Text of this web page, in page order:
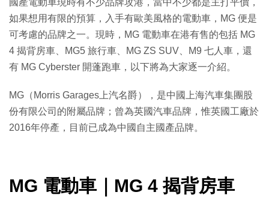
國產電動車現時有不少品牌攻港，當中不少都是主打平價，
如果想用有限的預算，入手有歐美風格的電動車，MG 便是
可考慮的品牌之一。現時，MG 電動車在港有售的包括 MG
4 揭背房車、MG5 旅行車、MG ZS SUV、M9 七人車，還
有 MG Cyberster 開蓬跑車，以下將為大家逐一介紹。
MG（Morris Garages上汽名爵），是中國上海汽車集團股
份有限公司的附屬品牌；曾為英國汽車品牌，惟英國工廠於
2016年停產 ，目前已成為中國自主國產品牌。
MG 電動車｜MG 4 揭背房車